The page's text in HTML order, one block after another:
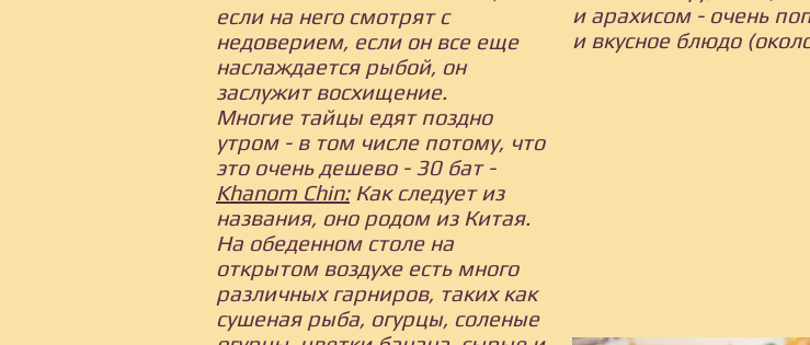
если на него смотрят с
недоверием, если он все еще
наслаждается рыбой, он
заслужит восхищение.
Многие тайцы едят поздно
утром - в том числе потому, что
это очень дешево - 30 бат -
Khanom Chin:Как следует из
названия, оно родом из Китая.
На обеденном столе на
открытом воздухе есть много
различных гарниров, таких как
сушеная рыба, огурцы, соленые
и арахисом - очень
и вкусное блюдо